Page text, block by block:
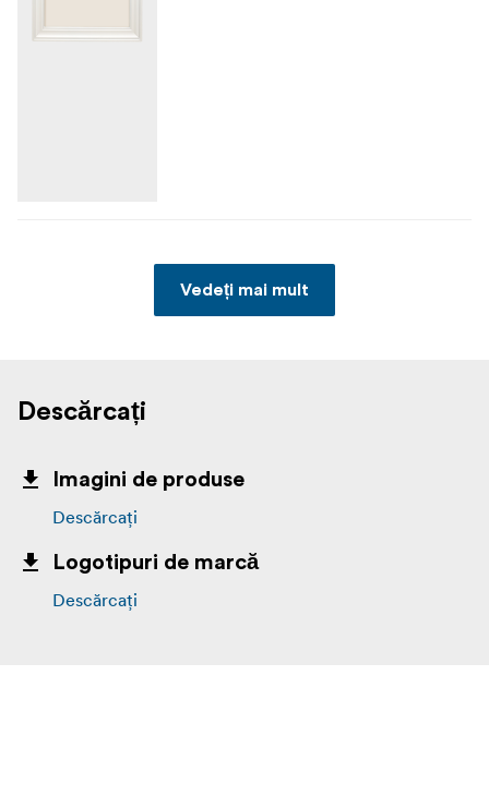
Vedeți mai mult
Descărcați
Imagini de produse
Descărcați
Logotipuri de marcă
Descărcați